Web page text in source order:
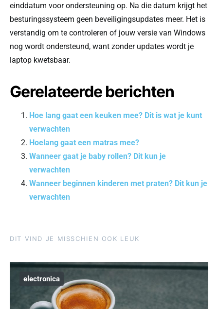
einddatum voor ondersteuning op. Na die datum krijgt het
besturingssysteem geen beveiligingsupdates meer. Het is
verstandig om te controleren of jouw versie van Windows
nog wordt ondersteund, want zonder updates wordt je
laptop kwetsbaar.
Gerelateerde berichten
Hoe lang gaat een keuken mee? Dit is wat je kunt
verwachten
Hoelang gaat een matras mee?
Wanneer gaat je baby rollen? Dit kun je
verwachten
Wanneer beginnen kinderen met praten? Dit kun je
verwachten
DIT VIND JE MISSCHIEN OOK LEUK
electronica